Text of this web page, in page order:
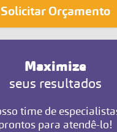
Solicitar Orçamento
Maximize
seus resultados
time de
para atendê-lo!